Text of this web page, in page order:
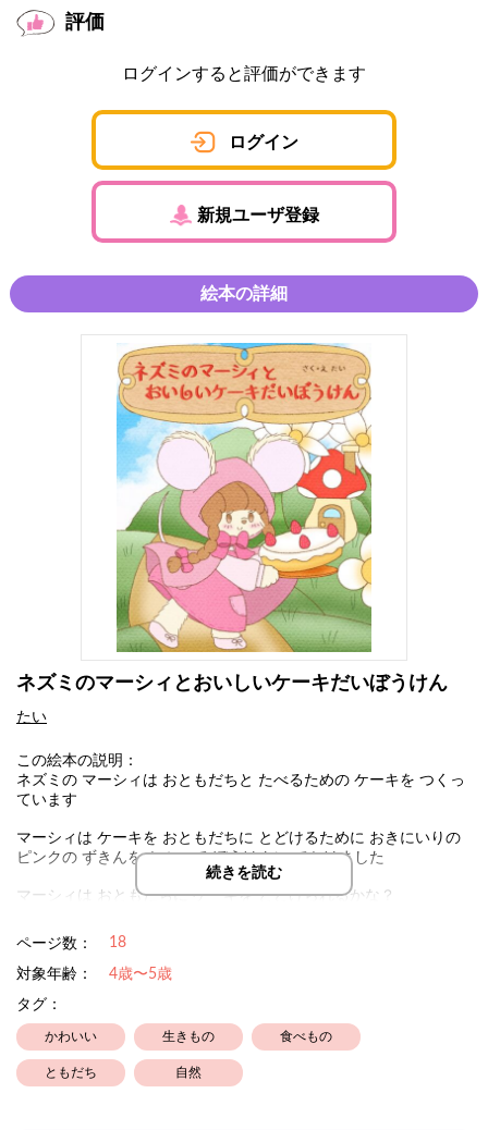
評価
ログインすると評価ができます
ログイン
新規ユーザ登録
絵本の詳細
ネズミのマーシィとおいしいケーキだいぼうけん
たい
この絵本の説明：
ネズミの マーシィは おともだちと たべるための ケーキを つくっ
ています
マーシィは ケーキを おともだちに とどけるために おきにいりの
ピンクの ずきんを かぶって ぼうけんに でかけました
マーシィは おともだちに ケーキを とどけられるかな？
続きを読む
ページ数： 18
対象年齢：
4歳〜5歳
タグ：
かわいい 生きもの 食べもの
ともだち 自然